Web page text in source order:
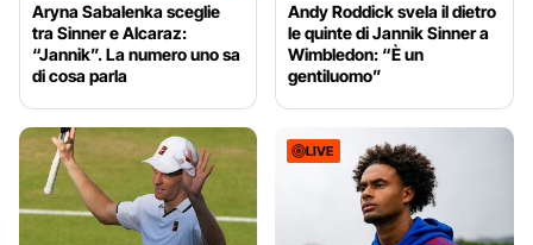
Aryna Sabalenka sceglie
tra Sinner e Alcaraz:
“Jannik”. La numero uno sa
di cosa parla
Andy Roddick svela il dietro
le quinte di Jannik Sinner a
Wimbledon: “È un
gentiluomo”
LIVE